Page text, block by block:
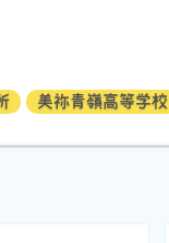
美祢青嶺高等学校